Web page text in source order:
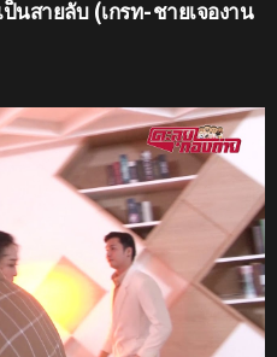
นสายลับ (เกรท-ชายเจองาน